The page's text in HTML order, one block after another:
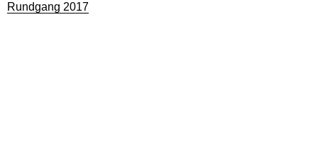
Rundgang 2017